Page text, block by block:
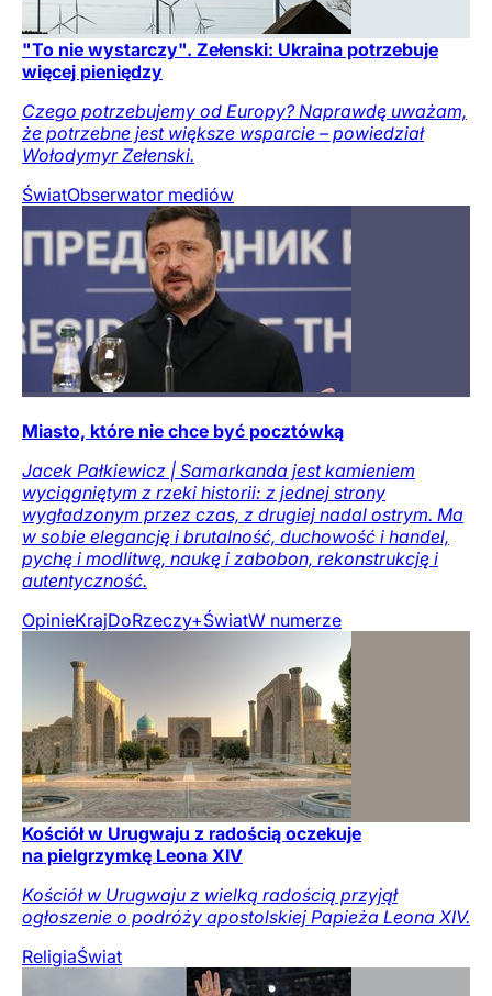
"To nie wystarczy". Zełenski: Ukraina potrzebuje
więcej pieniędzy
Czego potrzebujemy od Europy? Naprawdę uważam,
że potrzebne jest większe wsparcie – powiedział
Wołodymyr Zełenski.
ŚwiatObserwator mediów
Miasto, które nie chce być pocztówką
Jacek Pałkiewicz | Samarkanda jest kamieniem
wyciągniętym z rzeki historii: z jednej strony
wygładzonym przez czas, z drugiej nadal ostrym. Ma
w sobie elegancję i brutalność, duchowość i handel,
pychę i modlitwę, naukę i zabobon, rekonstrukcję i
autentyczność.
OpinieKrajDoRzeczy+ŚwiatW numerze
Kościół w Urugwaju z radością oczekuje
na pielgrzymkę Leona XIV
Kościół w Urugwaju z wielką radością przyjął
ogłoszenie o podróży apostolskiej Papieża Leona XIV.
ReligiaŚwiat